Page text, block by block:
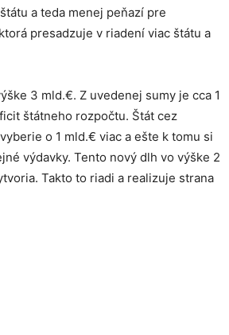
a teda menej peňazí pre
presadzuje v riadení viac štátu a
3 mld.€. Z uvedenej sumy je cca 1
štátneho rozpočtu. Štát cez
o 1 mld.€ viac a ešte k tomu si
výdavky. Tento nový dlh vo výške 2
Takto to riadi a realizuje strana